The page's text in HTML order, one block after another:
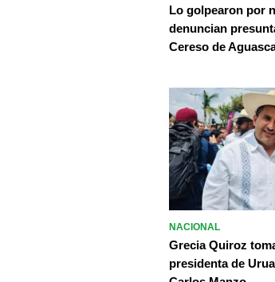
Lo golpearon por
denuncian
Cereso de
NACIONAL
Grecia Quiroz
presidenta de